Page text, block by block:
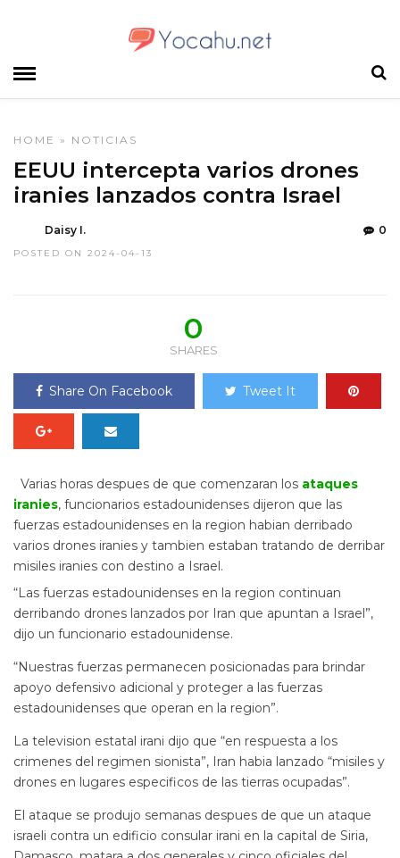
HOME » NOTICIAS
EEUU intercepta varios drones
iranies lanzados contra Israel
Daisy I.
POSTED ON 2024-04-13
0
0
SHARES
Share On Facebook Tweet It
Varias horas despues de que comenzaran los ataques
iranies, funcionarios estadounidenses dijeron que las
fuerzas estadounidenses en la region habian derribado
varios drones iranies y tambien estaban tratando de derribar
misiles iranies con destino a Israel.
“Las fuerzas estadounidenses en la region continuan
derribando drones lanzados por Iran que apuntan a Israel”,
dijo un funcionario estadounidense.
“Nuestras fuerzas permanecen posicionadas para brindar
apoyo defensivo adicional y proteger a las fuerzas
estadounidenses que operan en la region”.
La television estatal irani dijo que “en respuesta a los
crimenes del regimen sionista”, Iran habia lanzado “misiles y
drones en lugares especificos de las tierras ocupadas”.
El ataque se produjo semanas despues de que un ataque
israeli contra un edificio consular irani en la capital de Siria,